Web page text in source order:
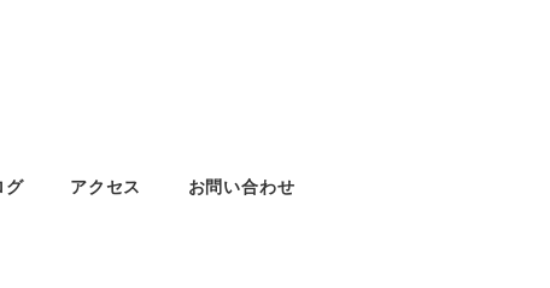
グ アクセス お問い合わせ